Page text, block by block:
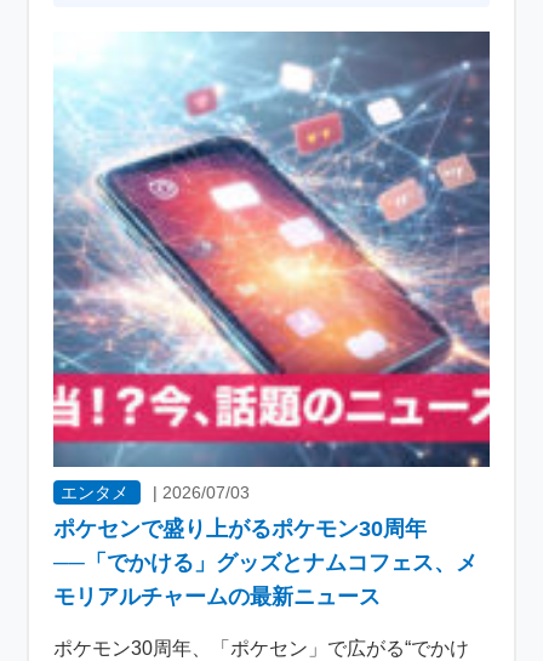
エンタメ |2026/07/03
ポケセンで盛り上がるポケモン30周年
──「でかける」グッズとナムコフェス、メ
モリアルチャームの最新ニュース
ポケモン30周年、「ポケセン」で広がる“でかけ